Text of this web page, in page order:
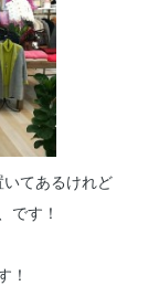
てあるけれど
です！
！